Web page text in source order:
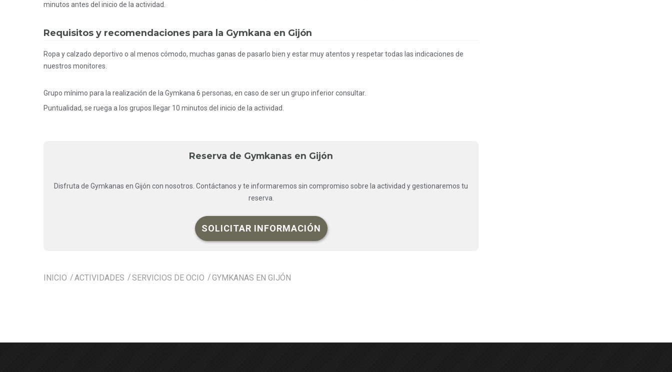
minutos antes del inicio de la actividad.
Requisitos y recomendaciones para la Gymkana en Gijón
Ropa y calzado deportivo o al menos cómodo, muchas ganas de pasarlo bien y estar muy atentos y respetar todas las indicaciones de
nuestros monitores.
Grupo mínimo para la realización de la Gymkana 6 personas, en caso de ser un grupo inferior consultar.
Puntualidad, se ruega a los grupos llegar 10 minutos del inicio de la actividad.
Reserva de Gymkanas en Gijón
Disfruta de Gymkanas en Gijón con nosotros. Contáctanos y te informaremos sin compromiso sobre la actividad y gestionaremos tu
reserva.
SOLICITAR INFORMACIÓN
INICIO ACTIVIDADES SERVICIOS DE OCIO GYMKANAS EN GIJÓN